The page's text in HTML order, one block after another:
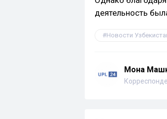
деятельность
Новости
Мона